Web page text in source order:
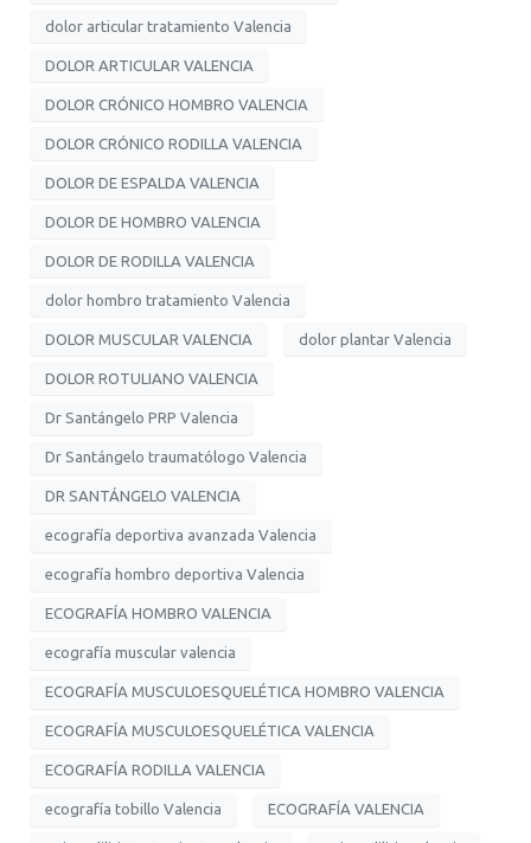
dolor articular tratamiento Valencia
DOLOR ARTICULAR VALENCIA
DOLOR CRÓNICO HOMBRO VALENCIA
DOLOR CRÓNICO RODILLA VALENCIA
DOLOR DE ESPALDA VALENCIA
DOLOR DE HOMBRO VALENCIA
DOLOR DE RODILLA VALENCIA
dolor hombro tratamiento Valencia
DOLOR MUSCULAR VALENCIA dolor plantar Valencia
DOLOR ROTULIANO VALENCIA
Dr Santángelo PRP Valencia
Dr Santángelo traumatólogo Valencia
DR SANTÁNGELO VALENCIA
ecografía deportiva avanzada Valencia
ecografía hombro deportiva Valencia
ECOGRAFÍA HOMBRO VALENCIA
ecografía muscular valencia
ECOGRAFÍA MUSCULOESQUELÉTICA HOMBRO VALENCIA
ECOGRAFÍA MUSCULOESQUELÉTICA VALENCIA
ECOGRAFÍA RODILLA VALENCIA
ecografía tobillo Valencia ECOGRAFÍA VALENCIA